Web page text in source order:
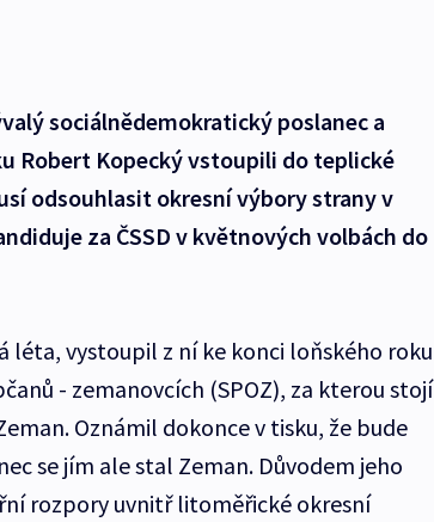
sociálnědemokratický poslanec a
Robert Kopecký vstoupili do teplické
odsouhlasit okresní výbory strany v
za ČSSD v květnových volbách do
léta, vystoupil z ní ke konci loňského roku
- zemanovcích (SPOZ), za kterou stojí
Oznámil dokonce v tisku, že bude
se jím ale stal Zeman. Důvodem jeho
rozpory uvnitř litoměřické okresní